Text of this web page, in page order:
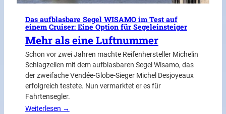
Das aufblasbare Segel WISAMO im Test auf
einem Cruiser: Eine Option für Segeleinsteiger
Mehr als eine Luftnummer
Schon vor zwei Jahren machte Reifenhersteller Michelin
Schlagzeilen mit dem aufblasbaren Segel Wisamo, das
der zweifache Vendée-Globe-Sieger Michel Desjoyeaux
erfolgreich testete. Nun vermarktet er es für
Fahrtensegler.
Weiterlesen →